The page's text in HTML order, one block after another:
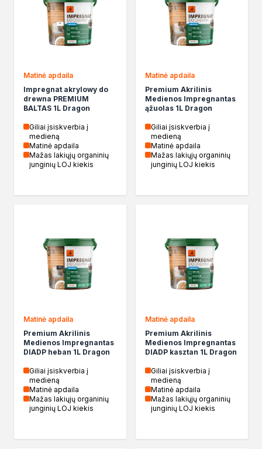
Izolacje i impregnaty budowlane
Folie w płynie
Impregnaty specjalistyczne
Impregnaty do drewna konstrukcyjnego
Grunty
Środki bioochronne
Masy szpachlowe budowlane
Środki czyszczące
Malowanie, ochrona i dekoracja
Bejce
Lakierobejce
Farby w aerozolu
Żywica epoksydowa
Farby żaroodporne
Chemia gospodarcza
Odkamieniacze
Chemia motoryzacyjna
Żywice
Zmywacze
Produkty do reperacji nadwozi
Szpachlówki
Artykuły sezonowe
Akcja zima
Produkty według zadania
Matinė apdaila
Impregnat akrylowy do
drewna PREMIUM
BALTAS 1L Dragon
Giliai įsiskverbia į
medieną
Matinė apdaila
Mažas lakiųjų organinių
junginių LOJ kiekis
Matinė apdaila
Premium Akrilinis
Medienos Impregnantas
ąžuolas 1L Dragon
Giliai įsiskverbia į
medieną
Matinė apdaila
Mažas lakiųjų organinių
junginių LOJ kiekis
Matinė apdaila
Premium Akrilinis
Medienos Impregnantas
DIADP heban 1L Dragon
Giliai įsiskverbia į
medieną
Matinė apdaila
Mažas lakiųjų organinių
junginių LOJ kiekis
Matinė apdaila
Premium Akrilinis
Medienos Impregnantas
DIADP kasztan 1L Dragon
Giliai įsiskverbia į
medieną
Matinė apdaila
Mažas lakiųjų organinių
junginių LOJ kiekis